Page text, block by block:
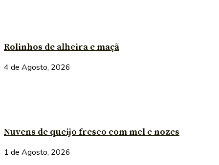
Rolinhos de alheira e maçã
4 de Agosto, 2026
Nuvens de queijo fresco com mel e nozes
1 de Agosto, 2026